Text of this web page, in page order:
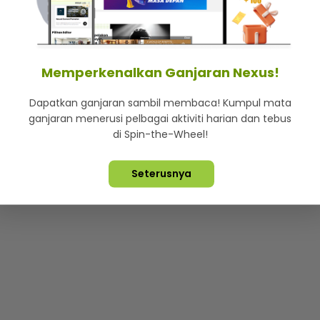
Lebih hot, viral dan sensasi
Terpelihara © 2026. Star Media Group Berhad [197101000523
Memperkenalkan Ganjaran Nexus!
Dapatkan ganjaran sambil membaca! Kumpul mata
ganjaran menerusi pelbagai aktiviti harian dan tebus
di Spin-the-Wheel!
Seterusnya